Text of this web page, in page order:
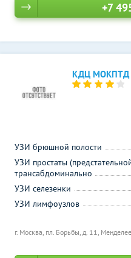
+7
КДЦ МОКПТД
г. Москва, пл. Борьбы, д. 11,
УЗИ брюшной полости
УЗИ простаты
трансабдоминально
УЗИ селезенки
УЗИ лимфоузлов